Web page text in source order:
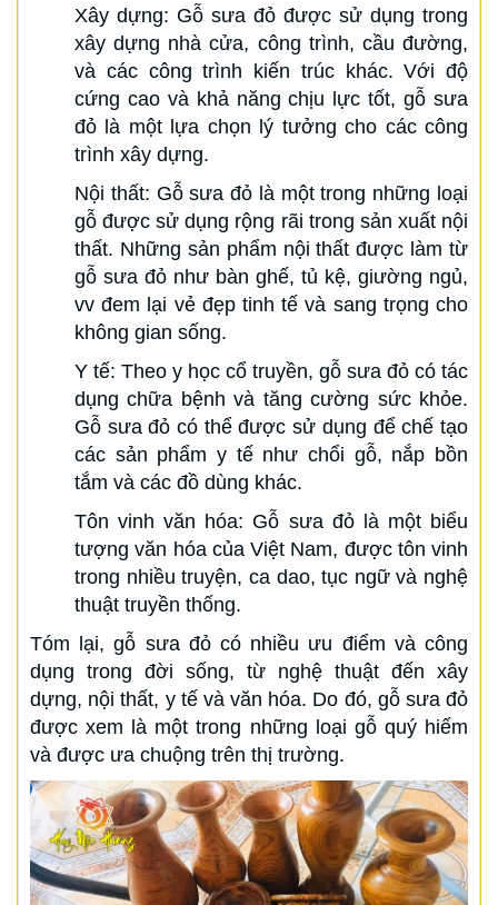
Xây dựng: Gỗ sưa đỏ được sử dụng trong
xây dựng nhà cửa, công trình, cầu đường,
và các công trình kiến trúc khác. Với độ
cứng cao và khả năng chịu lực tốt, gỗ sưa
đỏ là một lựa chọn lý tưởng cho các công
trình xây dựng.
Nội thất: Gỗ sưa đỏ là một trong những loại
gỗ được sử dụng rộng rãi trong sản xuất nội
thất. Những sản phẩm nội thất được làm từ
gỗ sưa đỏ như bàn ghế, tủ kệ, giường ngủ,
vv đem lại vẻ đẹp tinh tế và sang trọng cho
không gian sống.
Y tế: Theo y học cổ truyền, gỗ sưa đỏ có tác
dụng chữa bệnh và tăng cường sức khỏe.
Gỗ sưa đỏ có thể được sử dụng để chế tạo
các sản phẩm y tế như chổi gỗ, nắp bồn
tắm và các đồ dùng khác.
Tôn vinh văn hóa: Gỗ sưa đỏ là một biểu
tượng văn hóa của Việt Nam, được tôn vinh
trong nhiều truyện, ca dao, tục ngữ và nghệ
thuật truyền thống.
Tóm lại, gỗ sưa đỏ có nhiều ưu điểm và công
dụng trong đời sống, từ nghệ thuật đến xây
dựng, nội thất, y tế và văn hóa. Do đó, gỗ sưa đỏ
được xem là một trong những loại gỗ quý hiếm
và được ưa chuộng trên thị trường.